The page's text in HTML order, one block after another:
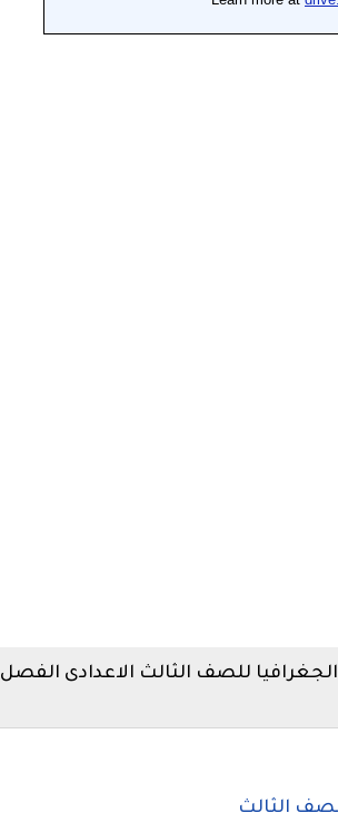
للصف الثالث الاعدادى الفصل
الثالث